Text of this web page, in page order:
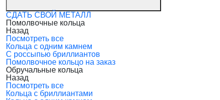
СДАТЬ СВОЙ МЕТАЛЛ
Помолвочные кольца
Назад
Посмотреть все
Кольца с одним камнем
С россыпью бриллиантов
Помолвочное кольцо на заказ
Обручальные кольца
Назад
Посмотреть все
Кольца с бриллиантами